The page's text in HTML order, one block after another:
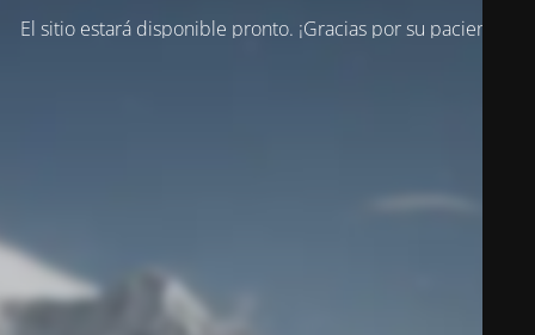
El sitio estará disponible pronto. ¡Gracias por su paciencia!